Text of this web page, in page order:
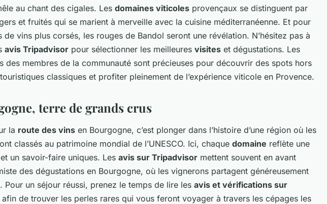
au chant des cigales. Les domaines viticoles provençaux se distinguent par
et fruités qui se marient à merveille avec la cuisine méditerranéenne. Et pour
de vins plus corsés, les rouges de Bandol seront une révélation. N’hésitez pas à
avis Tripadvisor pour sélectionner les meilleures visites et dégustations. Les
des membres de la communauté sont précieuses pour découvrir des spots hors
classiques et profiter pleinement de l’expérience viticole en Provence.
terre de grands crus
la route des vins en Bourgogne, c’est plonger dans l’histoire d’une région où les
classés au patrimoine mondial de l’UNESCO. Ici, chaque domaine reflète une
un savoir-faire uniques. Les avis sur Tripadvisor mettent souvent en avant
des dégustations en Bourgogne, où les vignerons partagent généreusement
Pour un séjour réussi, prenez le temps de lire les avis et vérifications sur
afin de trouver les perles rares qui vous feront voyager à travers les cépages les